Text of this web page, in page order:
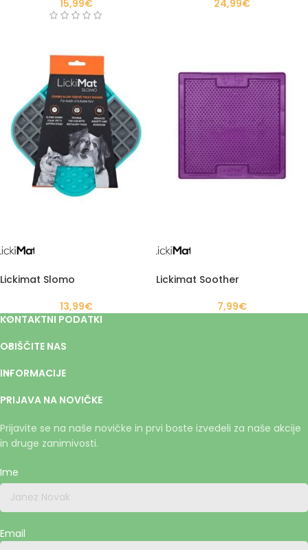
15,99€
24,99€
Lickimat Slomo
13,99€
Lickimat Soother
7,99€
KONTAKTNI PODATKI
OBIŠČITE NAS
INFORMACIJE
PRIJAVA NA NOVIČKE
Prijavite se na naše novičke in prvi boste izvedeli za naše akcije
in druge zanimivosti.
Ime
Email